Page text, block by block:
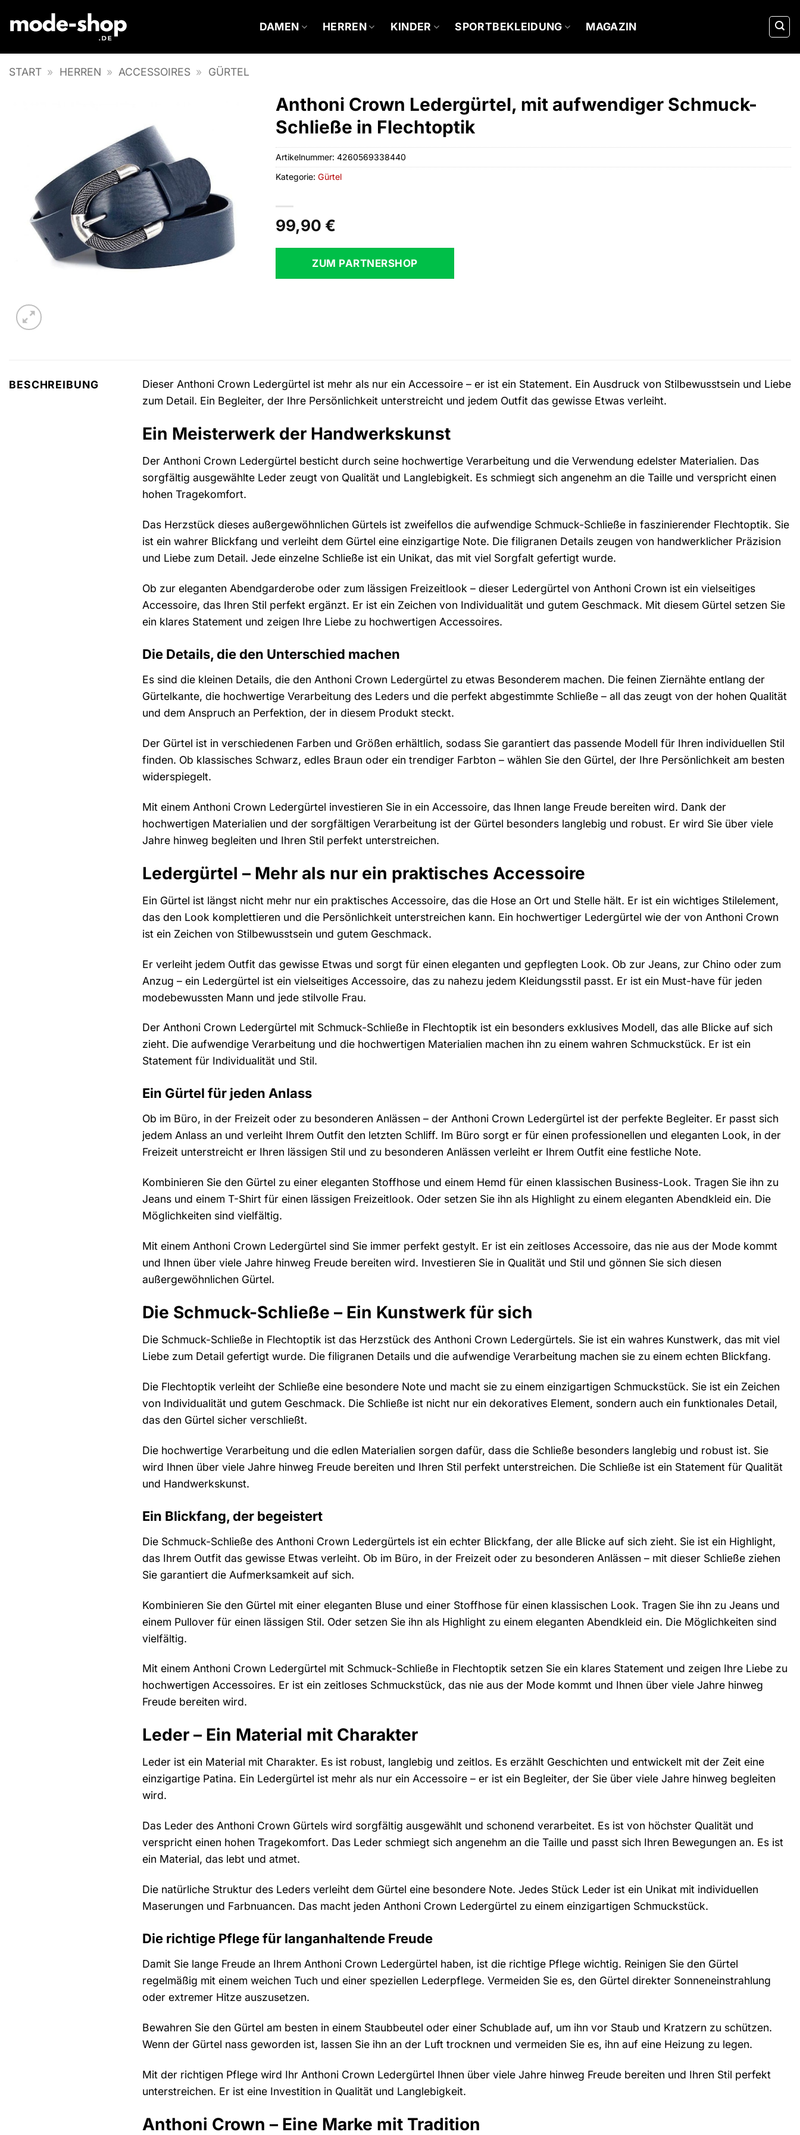
Inhalt
DAMEN HERREN KINDER SPORTBEKLEIDUNG MAGAZIN
START » HERREN » ACCESSOIRES » GÜRTEL
Anthoni Crown Ledergürtel, mit aufwendiger Schmuck-
Schließe in Flechtoptik
99,90 €
ZUM PARTNERSHOP
Artikelnummer: 4260569338440
Kategorie: Gürtel
BESCHREIBUNG
Dieser Anthoni Crown Ledergürtel ist mehr als nur ein Accessoire – er ist ein Statement. Ein Ausdruck von Stilbewusstsein und Liebe
zum Detail. Ein Begleiter, der Ihre Persönlichkeit unterstreicht und jedem Outfit das gewisse Etwas verleiht.
Ein Meisterwerk der Handwerkskunst
Der Anthoni Crown Ledergürtel besticht durch seine hochwertige Verarbeitung und die Verwendung edelster Materialien. Das
sorgfältig ausgewählte Leder zeugt von Qualität und Langlebigkeit. Es schmiegt sich angenehm an die Taille und verspricht einen
hohen Tragekomfort.
Das Herzstück dieses außergewöhnlichen Gürtels ist zweifellos die aufwendige Schmuck-Schließe in faszinierender Flechtoptik. Sie
ist ein wahrer Blickfang und verleiht dem Gürtel eine einzigartige Note. Die filigranen Details zeugen von handwerklicher Präzision
und Liebe zum Detail. Jede einzelne Schließe ist ein Unikat, das mit viel Sorgfalt gefertigt wurde.
Ob zur eleganten Abendgarderobe oder zum lässigen Freizeitlook – dieser Ledergürtel von Anthoni Crown ist ein vielseitiges
Accessoire, das Ihren Stil perfekt ergänzt. Er ist ein Zeichen von Individualität und gutem Geschmack. Mit diesem Gürtel setzen Sie
ein klares Statement und zeigen Ihre Liebe zu hochwertigen Accessoires.
Die Details, die den Unterschied machen
Es sind die kleinen Details, die den Anthoni Crown Ledergürtel zu etwas Besonderem machen. Die feinen Ziernähte entlang der
Gürtelkante, die hochwertige Verarbeitung des Leders und die perfekt abgestimmte Schließe – all das zeugt von der hohen Qualität
und dem Anspruch an Perfektion, der in diesem Produkt steckt.
Der Gürtel ist in verschiedenen Farben und Größen erhältlich, sodass Sie garantiert das passende Modell für Ihren individuellen Stil
finden. Ob klassisches Schwarz, edles Braun oder ein trendiger Farbton – wählen Sie den Gürtel, der Ihre Persönlichkeit am besten
widerspiegelt.
Mit einem Anthoni Crown Ledergürtel investieren Sie in ein Accessoire, das Ihnen lange Freude bereiten wird. Dank der
hochwertigen Materialien und der sorgfältigen Verarbeitung ist der Gürtel besonders langlebig und robust. Er wird Sie über viele
Jahre hinweg begleiten und Ihren Stil perfekt unterstreichen.
Ledergürtel – Mehr als nur ein praktisches Accessoire
Ein Gürtel ist längst nicht mehr nur ein praktisches Accessoire, das die Hose an Ort und Stelle hält. Er ist ein wichtiges Stilelement,
das den Look komplettieren und die Persönlichkeit unterstreichen kann. Ein hochwertiger Ledergürtel wie der von Anthoni Crown
ist ein Zeichen von Stilbewusstsein und gutem Geschmack.
Er verleiht jedem Outfit das gewisse Etwas und sorgt für einen eleganten und gepflegten Look. Ob zur Jeans, zur Chino oder zum
Anzug – ein Ledergürtel ist ein vielseitiges Accessoire, das zu nahezu jedem Kleidungsstil passt. Er ist ein Must-have für jeden
modebewussten Mann und jede stilvolle Frau.
Der Anthoni Crown Ledergürtel mit Schmuck-Schließe in Flechtoptik ist ein besonders exklusives Modell, das alle Blicke auf sich
zieht. Die aufwendige Verarbeitung und die hochwertigen Materialien machen ihn zu einem wahren Schmuckstück. Er ist ein
Statement für Individualität und Stil.
Ein Gürtel für jeden Anlass
Ob im Büro, in der Freizeit oder zu besonderen Anlässen – der Anthoni Crown Ledergürtel ist der perfekte Begleiter. Er passt sich
jedem Anlass an und verleiht Ihrem Outfit den letzten Schliff. Im Büro sorgt er für einen professionellen und eleganten Look, in der
Freizeit unterstreicht er Ihren lässigen Stil und zu besonderen Anlässen verleiht er Ihrem Outfit eine festliche Note.
Kombinieren Sie den Gürtel zu einer eleganten Stoffhose und einem Hemd für einen klassischen Business-Look. Tragen Sie ihn zu
Jeans und einem T-Shirt für einen lässigen Freizeitlook. Oder setzen Sie ihn als Highlight zu einem eleganten Abendkleid ein. Die
Möglichkeiten sind vielfältig.
Mit einem Anthoni Crown Ledergürtel sind Sie immer perfekt gestylt. Er ist ein zeitloses Accessoire, das nie aus der Mode kommt
und Ihnen über viele Jahre hinweg Freude bereiten wird. Investieren Sie in Qualität und Stil und gönnen Sie sich diesen
außergewöhnlichen Gürtel.
Die Schmuck-Schließe – Ein Kunstwerk für sich
Die Schmuck-Schließe in Flechtoptik ist das Herzstück des Anthoni Crown Ledergürtels. Sie ist ein wahres Kunstwerk, das mit viel
Liebe zum Detail gefertigt wurde. Die filigranen Details und die aufwendige Verarbeitung machen sie zu einem echten Blickfang.
Die Flechtoptik verleiht der Schließe eine besondere Note und macht sie zu einem einzigartigen Schmuckstück. Sie ist ein Zeichen
von Individualität und gutem Geschmack. Die Schließe ist nicht nur ein dekoratives Element, sondern auch ein funktionales Detail,
das den Gürtel sicher verschließt.
Die hochwertige Verarbeitung und die edlen Materialien sorgen dafür, dass die Schließe besonders langlebig und robust ist. Sie
wird Ihnen über viele Jahre hinweg Freude bereiten und Ihren Stil perfekt unterstreichen. Die Schließe ist ein Statement für Qualität
und Handwerkskunst.
Ein Blickfang, der begeistert
Die Schmuck-Schließe des Anthoni Crown Ledergürtels ist ein echter Blickfang, der alle Blicke auf sich zieht. Sie ist ein Highlight,
das Ihrem Outfit das gewisse Etwas verleiht. Ob im Büro, in der Freizeit oder zu besonderen Anlässen – mit dieser Schließe ziehen
Sie garantiert die Aufmerksamkeit auf sich.
Kombinieren Sie den Gürtel mit einer eleganten Bluse und einer Stoffhose für einen klassischen Look. Tragen Sie ihn zu Jeans und
einem Pullover für einen lässigen Stil. Oder setzen Sie ihn als Highlight zu einem eleganten Abendkleid ein. Die Möglichkeiten sind
vielfältig.
Mit einem Anthoni Crown Ledergürtel mit Schmuck-Schließe in Flechtoptik setzen Sie ein klares Statement und zeigen Ihre Liebe zu
hochwertigen Accessoires. Er ist ein zeitloses Schmuckstück, das nie aus der Mode kommt und Ihnen über viele Jahre hinweg
Freude bereiten wird.
Leder – Ein Material mit Charakter
Leder ist ein Material mit Charakter. Es ist robust, langlebig und zeitlos. Es erzählt Geschichten und entwickelt mit der Zeit eine
einzigartige Patina. Ein Ledergürtel ist mehr als nur ein Accessoire – er ist ein Begleiter, der Sie über viele Jahre hinweg begleiten
wird.
Das Leder des Anthoni Crown Gürtels wird sorgfältig ausgewählt und schonend verarbeitet. Es ist von höchster Qualität und
verspricht einen hohen Tragekomfort. Das Leder schmiegt sich angenehm an die Taille und passt sich Ihren Bewegungen an. Es ist
ein Material, das lebt und atmet.
Die natürliche Struktur des Leders verleiht dem Gürtel eine besondere Note. Jedes Stück Leder ist ein Unikat mit individuellen
Maserungen und Farbnuancen. Das macht jeden Anthoni Crown Ledergürtel zu einem einzigartigen Schmuckstück.
Die richtige Pflege für langanhaltende Freude
Damit Sie lange Freude an Ihrem Anthoni Crown Ledergürtel haben, ist die richtige Pflege wichtig. Reinigen Sie den Gürtel
regelmäßig mit einem weichen Tuch und einer speziellen Lederpflege. Vermeiden Sie es, den Gürtel direkter Sonneneinstrahlung
oder extremer Hitze auszusetzen.
Bewahren Sie den Gürtel am besten in einem Staubbeutel oder einer Schublade auf, um ihn vor Staub und Kratzern zu schützen.
Wenn der Gürtel nass geworden ist, lassen Sie ihn an der Luft trocknen und vermeiden Sie es, ihn auf eine Heizung zu legen.
Mit der richtigen Pflege wird Ihr Anthoni Crown Ledergürtel Ihnen über viele Jahre hinweg Freude bereiten und Ihren Stil perfekt
unterstreichen. Er ist eine Investition in Qualität und Langlebigkeit.
Anthoni Crown – Eine Marke mit Tradition